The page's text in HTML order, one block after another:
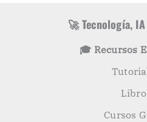
🚀 Tecnología,
🎓 Recursos
Cursos